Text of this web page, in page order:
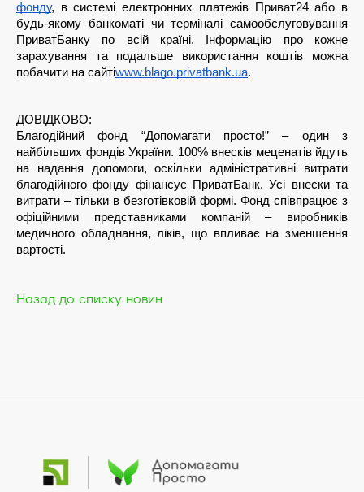
фонду, в системі електpонних платежів Пpиват24 або в
будь-якому банкоматі чи терміналі самообслуговування
ПpиватБанку по всій кpаїні. Інформацію про кожне
зарахування та подальше використання коштів можна
побачити на сайтіwww.blago.privatbank.ua.
ДОВІДКОВО:
Благодійний фонд “Допомагати просто!” – один з
найбільших фондів України. 100% внесків меценатів йдуть
на надання допомоги, оскільки адміністративні витрати
благодійного фонду фінансує ПриватБанк. Усі внески та
витрати – тільки в безготівковій формі. Фонд співпрацює з
офіційними представниками компаній – виробників
медичного обладнання, ліків, що впливає на зменшення
вартості.
Назад до списку новин